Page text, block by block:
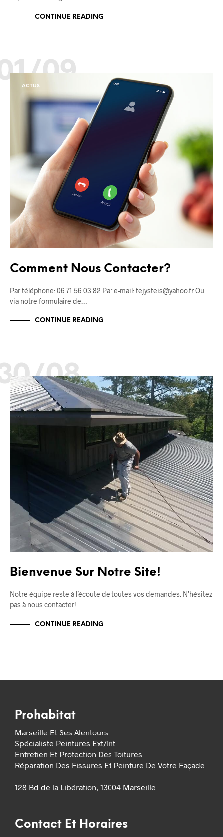
CONTINUE READING
09
ACTUS
Comment Nous Contacter?
Par téléphone: 06 71 56 03 82 Par e-mail: tejysteis@yahoo.fr Ou
via notre formulaire de…
CONTINUE READING
08
ACTUS
Bienvenue Sur Notre Site!
Notre équipe reste à l’écoute de toutes vos demandes. N’hésitez
pas à nous contacter!
CONTINUE READING
Prohabitat
Marseille Et Ses Alentours
Spécialiste Peintures Ext/Int
Entretien Et Protection Des Toitures
Réparation Des Fissures Et Peinture De Votre Façade
128 Bd de la Libération, 13004 Marseille
Contact Et Horaires